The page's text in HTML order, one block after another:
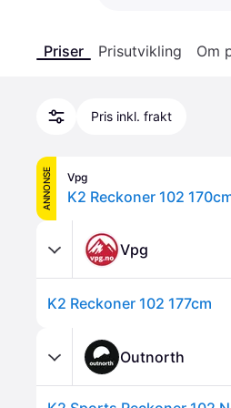
Priser Prisutvikling Om
Pris inkl. frakt
ANNONSE Vpg
K2 Reckoner 102
Vpg
K2 Reckoner 102 177cm
Outnorth